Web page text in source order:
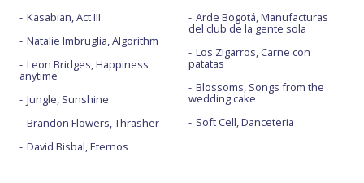
Kasabian, Act III
Natalie Imbruglia, Algorithm
Leon Bridges, Happiness
anytime
Jungle, Sunshine
Brandon Flowers, Thrasher
David Bisbal, Eternos
Arde Bogotá, Manufacturas
del club de la gente sola
Los Zigarros, Carne con
patatas
Blossoms, Songs from the
wedding cake
Soft Cell, Danceteria